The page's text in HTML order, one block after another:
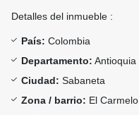
Detalles del inmueble :
País: Colombia
Departamento: Antioquia
Ciudad: Sabaneta
Zona / barrio: El Carmelo